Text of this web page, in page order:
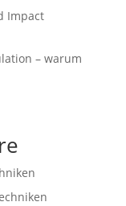
Impact
– warum